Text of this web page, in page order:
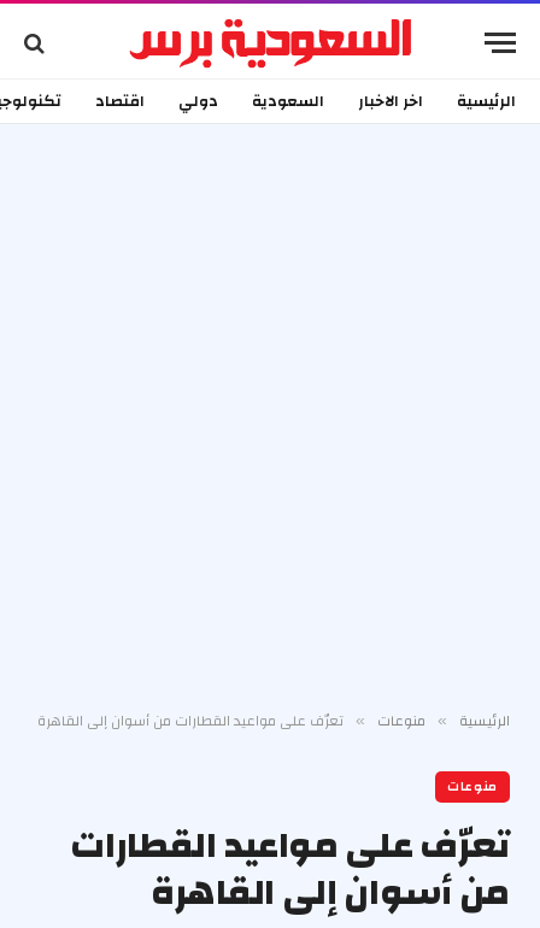
الرئيسية اخر الاخبار السعودية دولي اقتصاد
الرئيسية » منوعات » تعرّف على مواعيد القطارات من أسوان إلى القاهرة
منوعات
تعرّف على مواعيد القطارات
من أسوان إلى القاهرة